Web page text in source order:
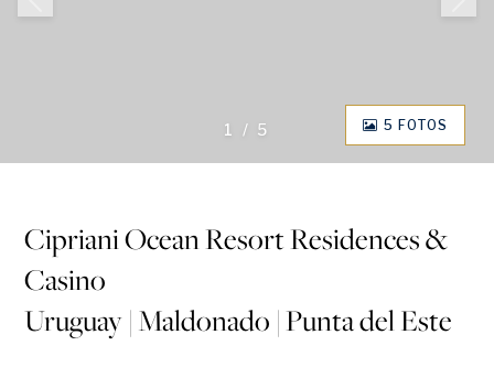
1 / 5 5 FOTOS
Cipriani Ocean Resort Residences &
Casino
Uruguay | Maldonado | Punta del Este